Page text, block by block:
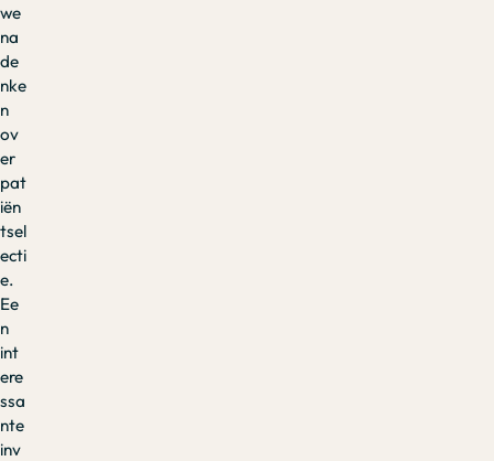
we
na
de
nke
n
ov
er
pat
iën
tsel
ecti
e.
Ee
n
int
ere
ssa
nte
inv